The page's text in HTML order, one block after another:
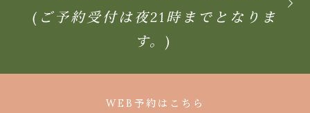
(ご予約受付は夜21時までとなりま
す。)
WEB予約はこちら